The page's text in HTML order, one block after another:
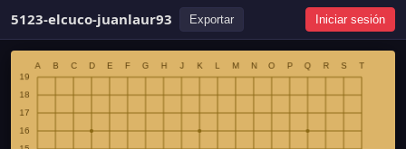
5123-elcuco-juanlaur93 Exportar Iniciar sesión